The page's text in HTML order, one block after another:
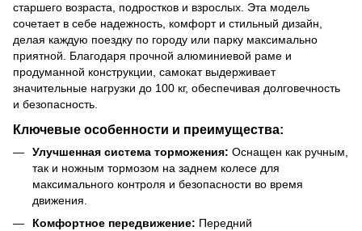
старшего возраста, подростков и взрослых. Эта модель
сочетает в себе надежность, комфорт и стильный дизайн,
делая каждую поездку по городу или парку максимально
приятной. Благодаря прочной алюминиевой раме и
продуманной конструкции, самокат выдерживает
значительные нагрузки до 100 кг, обеспечивая долговечность
и безопасность.
Ключевые особенности и преимущества:
Улучшенная система торможения: Оснащен как ручным,
так и ножным тормозом на заднем колесе для
максимального контроля и безопасности во время
движения.
Комфортное передвижение: Передний